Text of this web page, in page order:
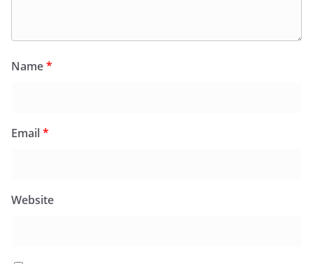
Name*
Email*
Website